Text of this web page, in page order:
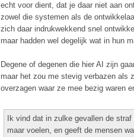
echt voor dient, dat je daar niet aan
zowel die systemen als de
zich daar indrukwekkend snel
maar hadden wel degelijk wat in hun
Degene of degenen die hier AI zijn
maar het zou me stevig verbazen als
overzagen waar ze mee bezig waren
Ik vind dat in zulke gevallen de
maar voelen, en geeft de mensen